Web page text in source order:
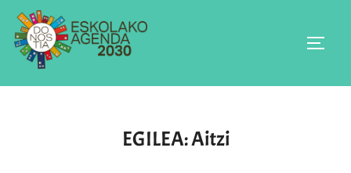
Skip
content
EGILEA:Aitzi